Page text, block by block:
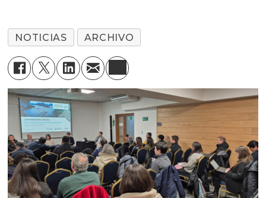
NOTICIAS ARCHIVO